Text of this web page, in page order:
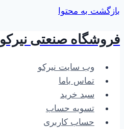
بازگشت به محتوا
فروشگاه صنعتی نیرکو
وب سایت نیرکو
تماس باما
سبد خرید
تسویه حساب
حساب کاربری